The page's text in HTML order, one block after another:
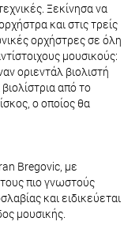
Ξεκίνησα να
και στις τρείς
ορχήστρες σε όλη
μουσικούς:
οριεντάλ βιολιστή
από το
ο οποίος θα
Bregovic, με
πιο γνωστούς
και ειδικεύεται
μουσικής.